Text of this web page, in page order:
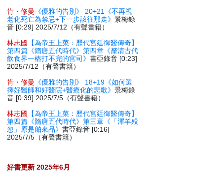
肯・修曼
《優雅的告別》 20+21《不再視
老化死亡為禁忌+下一步該往那走》景梅錄
音 [0:29] 2025/7/12（有聲書籍）
林志國
【為帝王上菜：歷代宮廷御醫傳奇】
第四篇《隋唐五代時代》第四章《釐清古代
飲食界一樁打不完的官司》書亞錄音 [0:23]
2025/7/12（有聲書籍）
肯・修曼
《優雅的告別》 18+19《如何選
擇好醫師和好醫院+醫療化的悲歌》景梅錄
音 [0:39] 2025/7/5（有聲書籍）
林志國
【為帝王上菜：歷代宮廷御醫傳奇】
第四篇《隋唐五代時代》第三章《「渾羊殁
忽」原是舶來品》書亞錄音 [0:16]
2025/7/5（有聲書籍）
好書更新 2025年6月